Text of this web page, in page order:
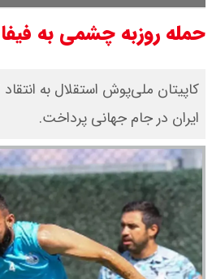
بنزین برای
درصد افزایش
رهبر انقلاب
کرد / درباره
اقتصادی با
حمله روزبه چشمی به فیفا
کاپیتان ملی‌پوش استقلال به انتقاد
ایران در جام جهانی پرداخت.